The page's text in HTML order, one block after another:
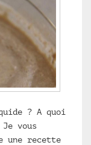
? A quoi
vous
une recette